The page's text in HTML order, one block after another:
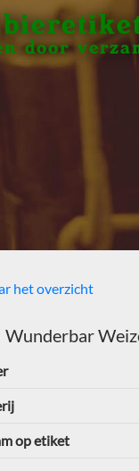
door
het overzicht
Wunderbar
op etiket